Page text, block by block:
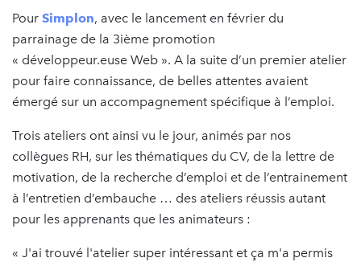
Pour Simplon, avec le lancement en février du
parrainage de la 3ième promotion
« développeur.euse Web ». A la suite d’un premier atelier
pour faire connaissance, de belles attentes avaient
émergé sur un accompagnement spécifique à l’emploi.
Trois ateliers ont ainsi vu le jour, animés par nos
collègues RH, sur les thématiques du CV, de la lettre de
motivation, de la recherche d’emploi et de l’entrainement
à l’entretien d’embauche … des ateliers réussis autant
pour les apprenants que les animateurs :
« J'ai trouvé l'atelier super intéressant et ça m'a permis